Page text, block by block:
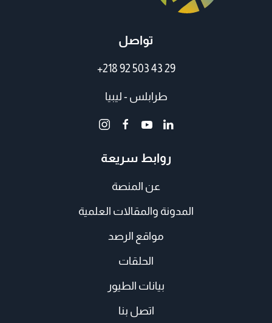
تواصل
+218 92 503 43 29
طرابلس - ليبيا
روابط سريعة
عن المنصة
المدونة والمقالات العلمية
مواقع الرصد
الحلقات
بيانات الطيور
اتصل بنا